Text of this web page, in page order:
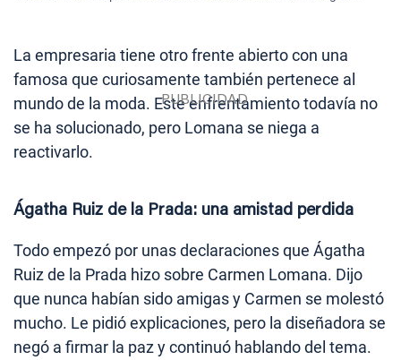
La empresaria tiene otro frente abierto con una
famosa que curiosamente también pertenece al
mundo de la moda. Este enfrentamiento todavía no
se ha solucionado, pero Lomana se niega a
reactivarlo.
Ágatha Ruiz de la Prada: una amistad perdida
Todo empezó por unas declaraciones que Ágatha
Ruiz de la Prada hizo sobre Carmen Lomana. Dijo
que nunca habían sido amigas y Carmen se molestó
mucho. Le pidió explicaciones, pero la diseñadora se
negó a firmar la paz y continuó hablando del tema.